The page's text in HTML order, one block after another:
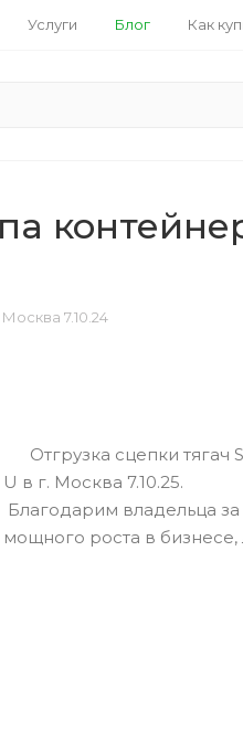
Услуги Блог Как
7.10.24
Отгрузка сцепки тягач
U в г. Москва 7.10.25.
Благодарим владельца
мощного роста в бизнесе,